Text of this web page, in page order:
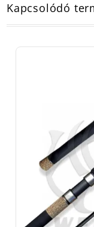
Kapcsolódó